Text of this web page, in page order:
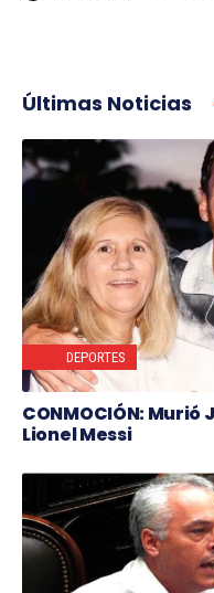
Últimas Noticias
DEPORTES
CONMOCIÓN:
Lionel Messi